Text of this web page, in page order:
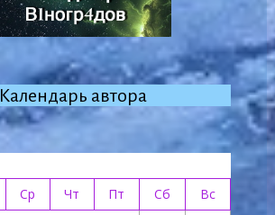
Календарь автора
Ср Чт Пт Сб
Вс